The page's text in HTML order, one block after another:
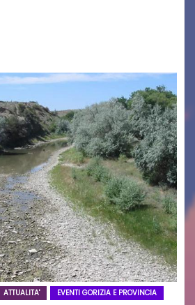
ATTUALITA' EVENTI GORIZIA E PROVINCIA